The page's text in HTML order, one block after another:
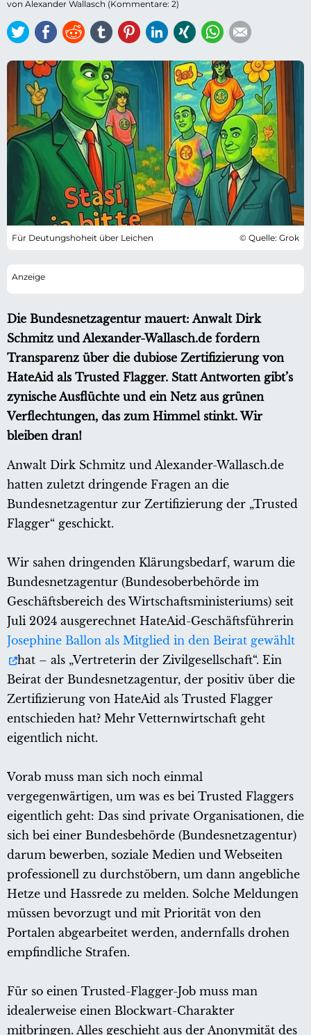
von Alexander Wallasch (Kommentare: 2)
TwitterFacebook
ReddittumblrPinterestLinkedIn
Xing WhatsApp
Für Deutungshoheit über Leichen © Quelle: Grok
Die Bundesnetzagentur mauert: Anwalt Dirk
Schmitz und Alexander-Wallasch.de fordern
Transparenz über die dubiose Zertifizierung von
HateAid als Trusted Flagger. Statt Antworten gibt’s
zynische Ausflüchte und ein Netz aus grünen
Verflechtungen, das zum Himmel stinkt. Wir
bleiben dran!
Anwalt Dirk Schmitz und Alexander-Wallasch.de
hatten zuletzt dringende Fragen an die
Bundesnetzagentur zur Zertifizierung der „Trusted
Flagger“ geschickt.
Wir sahen dringenden Klärungsbedarf, warum die
Bundesnetzagentur (Bundesoberbehörde im
Geschäftsbereich des Wirtschaftsministeriums) seit
Juli 2024 ausgerechnet HateAid-Geschäftsführerin
Josephine Ballon als Mitglied in den Beirat gewählt
hat – als „Vertreterin der Zivilgesellschaft“. Ein
Beirat der Bundesnetzagentur, der positiv über die
Zertifizierung von HateAid als Trusted Flagger
entschieden hat? Mehr Vetternwirtschaft geht
eigentlich nicht.
Vorab muss man sich noch einmal
vergegenwärtigen, um was es bei Trusted Flaggers
eigentlich geht: Das sind private Organisationen, die
sich bei einer Bundesbehörde (Bundesnetzagentur)
darum bewerben, soziale Medien und Webseiten
professionell zu durchstöbern, um dann angebliche
Hetze und Hassrede zu melden. Solche Meldungen
müssen bevorzugt und mit Priorität von den
Portalen abgearbeitet werden, andernfalls drohen
empfindliche Strafen.
Für so einen Trusted-Flagger-Job muss man
idealerweise einen Blockwart-Charakter
mitbringen. Alles geschieht aus der Anonymität des